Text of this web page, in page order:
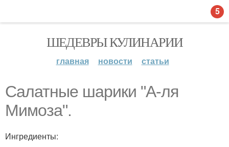
ШЕДЕВРЫ КУЛИНАРИИ
главная новости статьи
Салатные шарики "А-ля
Мимоза".
Ингредиенты:
5